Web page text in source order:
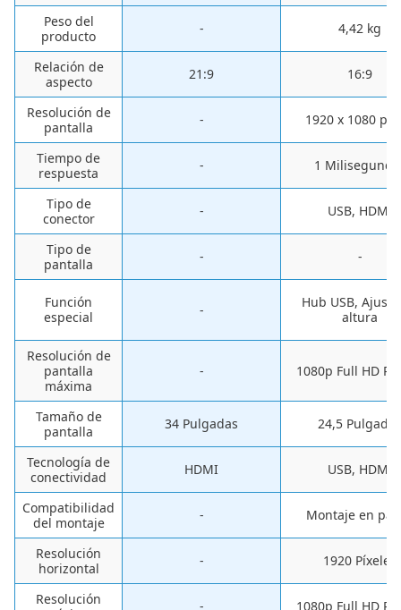
Peso del
producto
- ‎4,42 kg
Relación de
aspecto
21:9 16:9
Resolución de
pantalla
- ‎1920 x 1080
Tiempo de
respuesta
- ‎1
Tipo de
conector
- ‎USB, HDMI
Tipo de
pantalla
- -
Función
especial
-
Hub USB,
altura
Resolución de
pantalla
máxima
- 1080p Full HD
Tamaño de
pantalla
34 Pulgadas 24,5 Pulgadas
Tecnología de
conectividad
HDMI USB, HDMI
Compatibilidad
del montaje
- ‎Montaje en
Resolución
horizontal
- ‎1920 Píxeles
Resolución
- ‎1080p Full HD